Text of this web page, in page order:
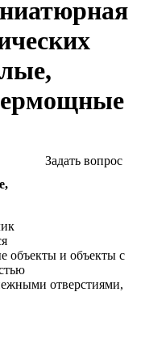
Задать вопрос
объекты и объекты с
отверстиями,